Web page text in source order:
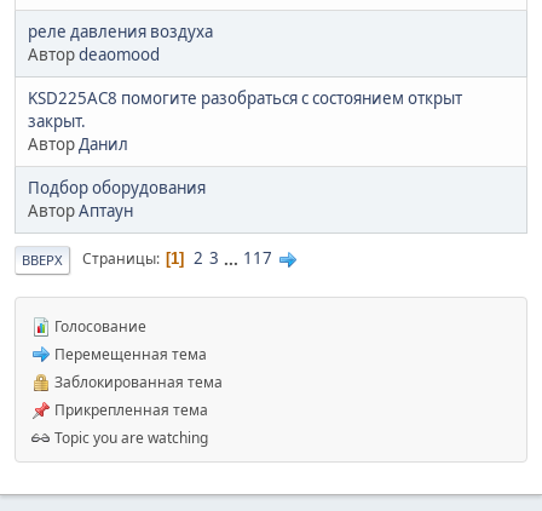
реле давления воздуха
Авторdeaomood
KSD225AC8 помогите разобраться с состоянием открыт
закрыт.
Автор Данил
Подбор оборудования
АвторАптаун
ВВЕРХ Страницы 1 2 3 ... 117
Голосование
Перемещенная тема
Заблокированная тема
Прикрепленная тема
Topic you are watching